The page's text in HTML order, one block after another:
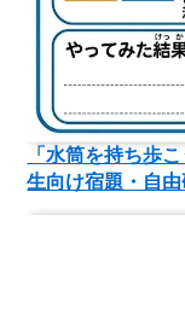
「水筒を持ち歩
生向け宿題・自由